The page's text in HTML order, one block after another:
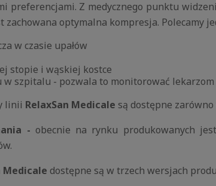
preferencjami. Z medycznego punktu
zachowana optymalna kompresja. Polecamy
w czasie upałów
stopie i wąskiej kostce
w szpitalu - pozwala to monitorować
linii RelaxSan Medicale są dostępne
- obecnie na rynku produkowanych
Medicale dostępne są w trzech wersjach